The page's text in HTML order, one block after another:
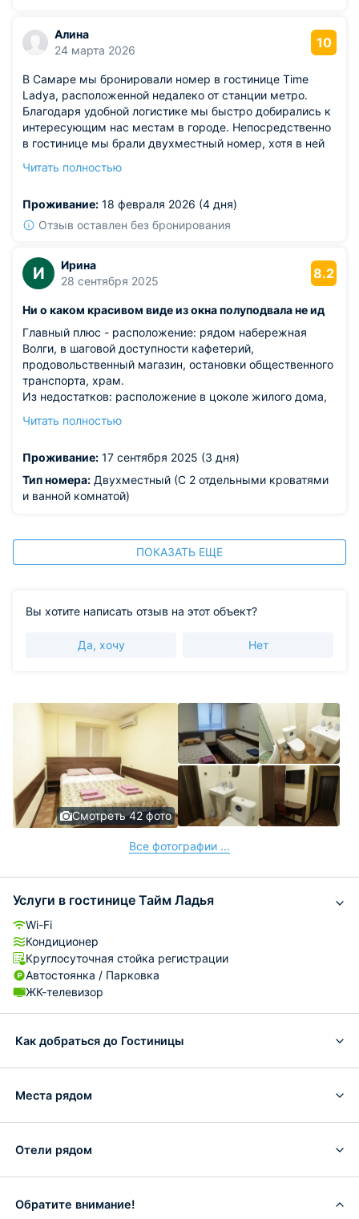
Алина
24 марта 2026
10
В Самаре мы бронировали номер в гостинице Time
Ladya, расположенной недалеко от станции метро.
Благодаря удобной логистике мы быстро добирались к
интересующим нас местам в городе. Непосредственно
в гостинице мы брали двухместный номер, хотя в ней
отдельная комната со своей ванной. А вот кухня общая
рекомендуем!
Читать полностью
Проживание: 18 февраля 2026 (4 дня)
Отзыв оставлен без бронирования
И
Ирина
28 сентября 2025
8.2
Ни о каком красивом виде из окна полуподвала не ид
Главный плюс - расположение: рядом набережная
Волги, в шаговой доступности кафетерий,
продовольственный магазин, остановки общественного
транспорта, храм.
Из недостатков: расположение в цоколе жилого дома,
улице и в соседних номерах, из-за чего было
номере не было чайника , он в единственном
экземпляре находится в холле, почему-то нвзываемом
"кухня". Кулер отсутствует. В душевой кабине сломаны
акробатики .
Читать полностью
Проживание: 17 сентября 2025 (3 дня)
Тип номера: Двухместный (С 2 отдельными кроватями
и ванной комнатой)
ПОКАЗАТЬ ЕЩЕ
Вы хотите написать отзыв на этот объект?
Да, хочу Нет
Смотреть 42 фото
Все фотографии ...
Услуги в гостинице Тайм Ладья
Wi-Fi
Кондиционер
Круглосуточная стойка регистрации
Автостоянка / Парковка
ЖК-телевизор
Как добраться до Гостиницы
Места рядом
Отели рядом
Обратите внимание!